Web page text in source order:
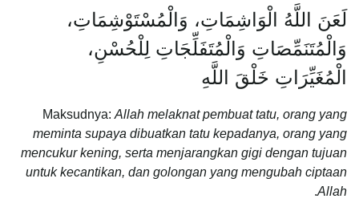
لَعَنَ اللَّهُ الْوَاشِمَاتِ، وَالْمُسْتَوْشِمَاتِ،
وَالْمُتَنَمِّصَاتِ وَالْمُتَفَلِّجَاتِ لِلْحُسْنِ،
الْمُغَيِّرَاتِ خَلْقَ اللَّهِ
Maksudnya: Allah melaknat pembuat tatu, orang yang
meminta supaya dibuatkan tatu kepadanya, orang yang
mencukur kening, serta menjarangkan gigi dengan tujuan
untuk kecantikan, dan golongan yang mengubah ciptaan
Allah
.